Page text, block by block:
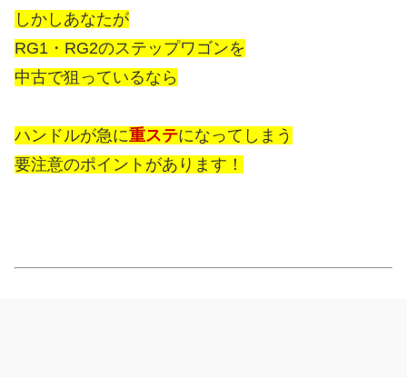
しかしあなたが
RG1・RG2のステップワゴンを
中古で狙っているなら
ハンドルが急に重ステになってしまう
要注意のポイントがあります！